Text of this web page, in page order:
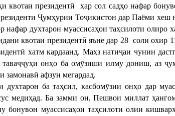
квотаи президентӣ ҳар сол садҳо нафар
Ҷумҳурии Тоҷикистон дар Паёми хеш
духтарон муассисаҳои таҳсилоти олиро
квотаи президентӣ яъне дар 28 соли охир
хатм кардаанд. Маҳз натиҷаи чунин
онҳо ба омӯзиши илму дониш, аз
замонавӣ афзун мегардад.
ба таҳсил, касбомӯзии онҳо дар
медиҳад. Ба замми он, Пешвои миллат
бонувон муассисаҳои таҳсилоти олии